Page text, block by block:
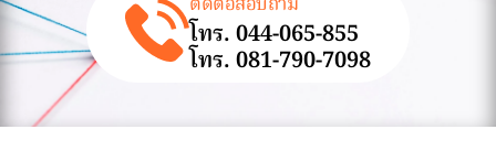
โทร. 044-065-855
โทร. 081-790-7098